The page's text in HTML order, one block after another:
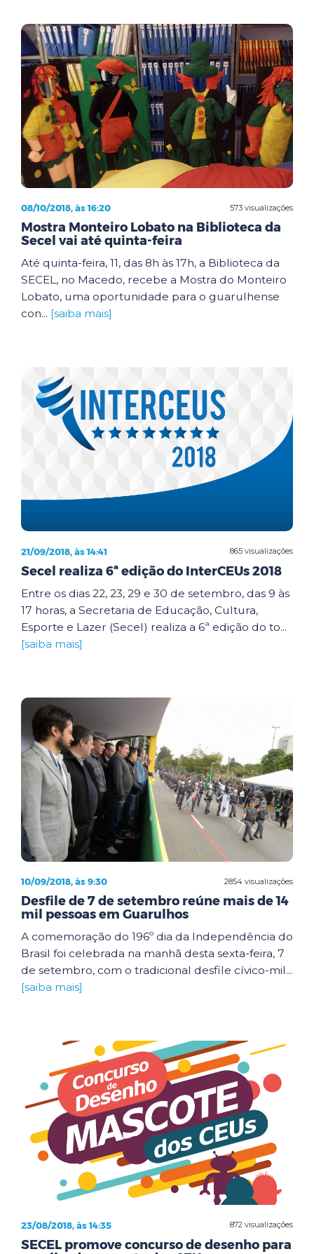
573 visualizações
08/10/2018, às 16:20
Mostra Monteiro Lobato na Biblioteca da
Secel vai até quinta-feira
Até quinta-feira, 11, das 8h às 17h, a Biblioteca da
SECEL, no Macedo, recebe a Mostra do Monteiro
Lobato, uma oportunidade para o guarulhense
con... [saiba mais]
865 visualizações
21/09/2018, às 14:41
Secel realiza 6ª edição do InterCEUs 2018
Entre os dias 22, 23, 29 e 30 de setembro, das 9 às
17 horas, a Secretaria de Educação, Cultura,
Esporte e Lazer (Secel) realiza a 6ª edição do to...
[saiba mais]
2854 visualizações
10/09/2018, às 9:30
Desfile de 7 de setembro reúne mais de 14
mil pessoas em Guarulhos
A comemoração do 196º dia da Independência do
Brasil foi celebrada na manhã desta sexta-feira, 7
de setembro, com o tradicional desfile cívico-mil...
[saiba mais]
872 visualizações
23/08/2018, às 14:35
SECEL promove concurso de desenho para